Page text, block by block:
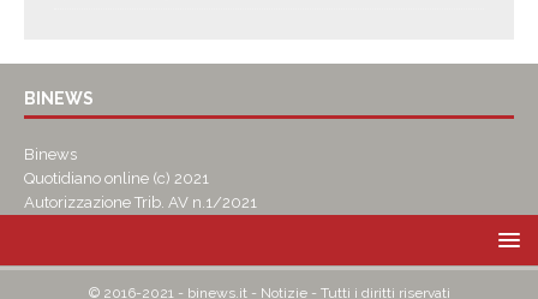
BINEWS
Binews
Quotidiano online (c) 2021
Autorizzazione Trib. AV n.1/2021
© 2016-2021 - binews.it - Notizie - Tutti i diritti riservati